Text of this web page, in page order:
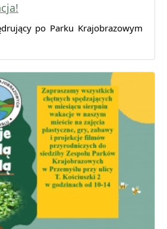
po Parku Krajobrazowym